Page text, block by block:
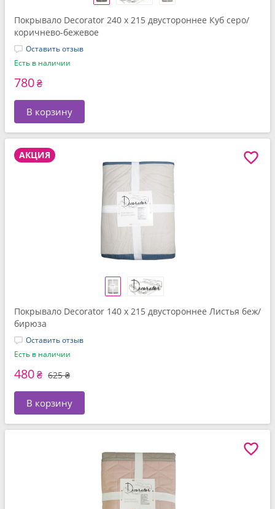
Покрывало Decorator 240 x 215 двустороннее Куб серо/
коричнево-бежевое
Оставить отзыв
Есть в наличии
780₴
В корзину
АКЦИЯ
Покрывало Decorator 140 x 215 двустороннее Листья беж/
бирюза
Оставить отзыв
Есть в наличии
480₴ 625 ₴
В корзину